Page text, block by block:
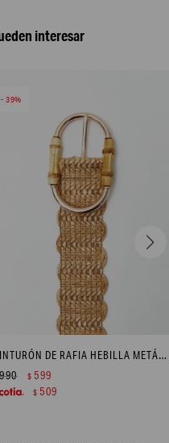
interesar
39
CINTURÓN DE RAFIA HEBILLA METÁLICA - BEIGE
990 $ 599
$ 509